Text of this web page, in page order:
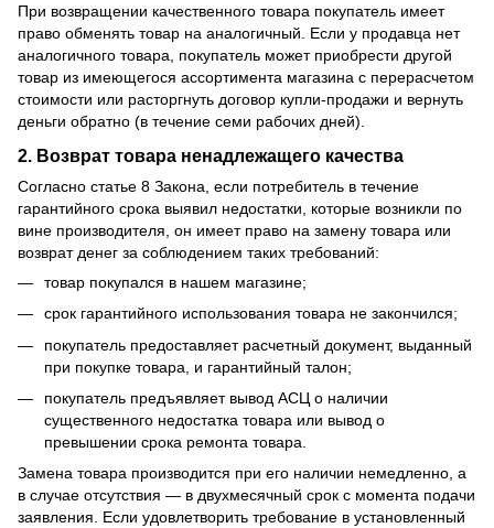
При возвращении качественного товара покупатель имеет
право обменять товар на аналогичный. Если у продавца нет
аналогичного товара, покупатель может приобрести другой
товар из имеющегося ассортимента магазина с перерасчетом
стоимости или расторгнуть договор купли-продажи и вернуть
деньги обратно (в течение семи рабочих дней).
2. Возврат товара ненадлежащего качества
Согласно статье 8 Закона, если потребитель в течение
гарантийного срока выявил недостатки, которые возникли по
вине производителя, он имеет право на замену товара или
возврат денег за соблюдением таких требований:
товар покупался в нашем магазине;
срок гарантийного использования товара не закончился;
покупатель предоставляет расчетный документ, выданный
при покупке товара, и гарантийный талон;
покупатель предъявляет вывод АСЦ о наличии
существенного недостатка товара или вывод о
превышении срока ремонта товара.
Замена товара производится при его наличии немедленно, а
в случае отсутствия — в двухмесячный срок с момента подачи
заявления. Если удовлетворить требование в установленный